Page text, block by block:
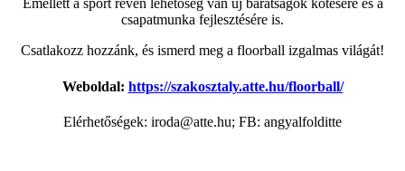
Emellett a sport révén lehetőség van új barátságok kötésére és a
csapatmunka fejlesztésére is.
Csatlakozz hozzánk, és ismerd meg a floorball izgalmas világát!
Weboldal: https://szakosztaly.atte.hu/floorball/
Elérhetőségek: iroda@atte.hu; FB: angyalfolditte